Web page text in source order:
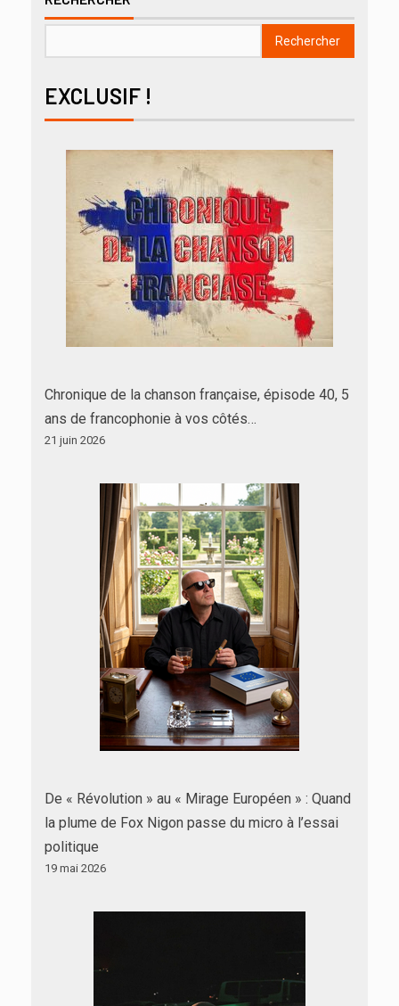
Rechercher
EXCLUSIF !
Chronique de la chanson française, épisode 40, 5
ans de francophonie à vos côtés…
21 juin 2026
De « Révolution » au « Mirage Européen » : Quand
la plume de Fox Nigon passe du micro à l’essai
politique
19 mai 2026